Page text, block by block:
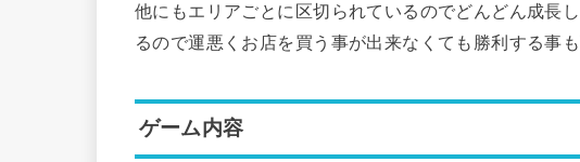
他にもエリアごとに区切られているのでどんどん成長
るので運悪くお店を買う事が出来なくても勝利する事
ゲーム内容